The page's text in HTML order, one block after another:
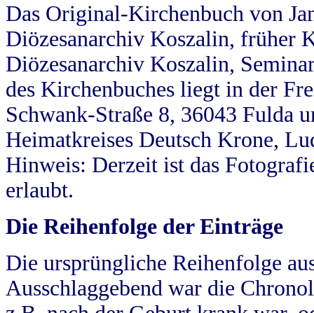
Das Original-Kirchenbuch von
Diözesanarchiv Koszalin, früher
Diözesanarchiv Koszalin,
des Kirchenbuches liegt in der
Schwank-Straße 8, 36043 Fulda
Heimatkreises Deutsch Krone,
Hinweis: Derzeit ist das
erlaubt.
Die Reihenfolge der Einträge
Die ursprüngliche Reihenfolge
Ausschlaggebend war die